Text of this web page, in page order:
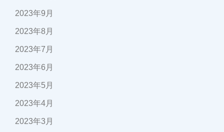
2023年9月
2023年8月
2023年7月
2023年6月
2023年5月
2023年4月
2023年3月